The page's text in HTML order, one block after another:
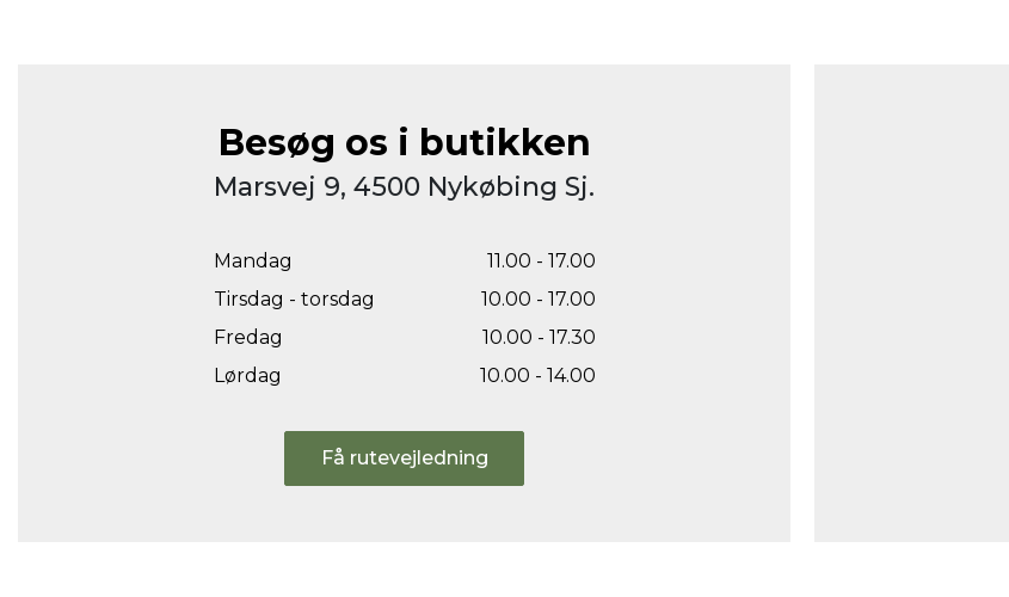
Besøg os i butikken
Marsvej 9, 4500 Nykøbing Sj.
Mandag
11.00 - 17.00
Tirsdag - torsdag
10.00 - 17.00
Fredag
10.00 - 17.30
Lørdag
10.00 - 14.00
Få rutevejledning